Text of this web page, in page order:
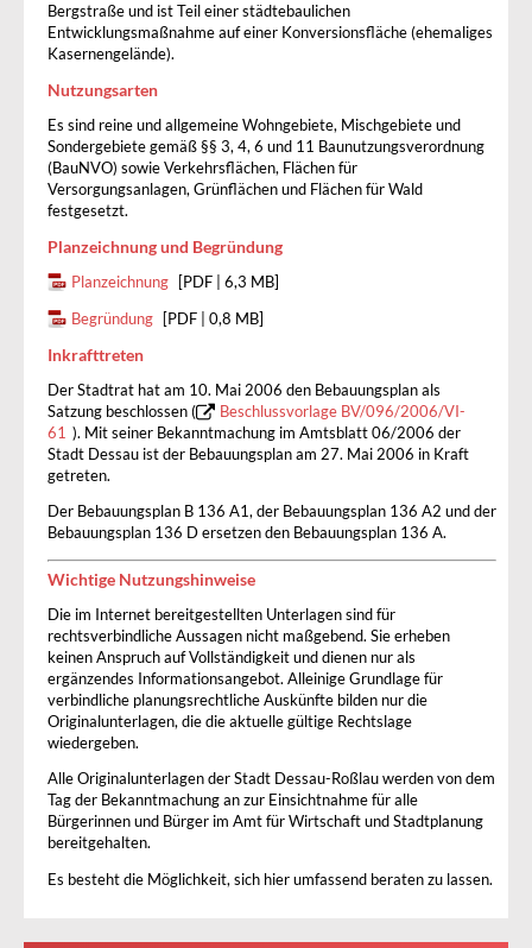
Bergstraße und ist Teil einer städtebaulichen
Entwicklungsmaßnahme auf einer Konversionsfläche (ehemaliges
Kasernengelände).
Nutzungsarten
Es sind reine und allgemeine Wohngebiete, Mischgebiete und
Sondergebiete gemäß §§ 3, 4, 6 und 11 Baunutzungsverordnung
(BauNVO) sowie Verkehrsflächen, Flächen für
Versorgungsanlagen, Grünflächen und Flächen für Wald
festgesetzt.
Planzeichnung und Begründung
Planzeichnung [PDF | 6,3 MB]
Begründung [PDF | 0,8 MB]
Inkrafttreten
Der Stadtrat hat am 10. Mai 2006 den Bebauungsplan als
Satzung beschlossen (
Beschlussvorlage BV/096/2006/VI-
61 ). Mit seiner Bekanntmachung im Amtsblatt 06/2006 der
Stadt Dessau ist der Bebauungsplan am 27. Mai 2006 in Kraft
getreten.
Der Bebauungsplan B 136 A1, der Bebauungsplan 136 A2 und der
Bebauungsplan 136 D ersetzen den Bebauungsplan 136 A.
Wichtige Nutzungshinweise
Die im Internet bereitgestellten Unterlagen sind für
rechtsverbindliche Aussagen nicht maßgebend. Sie erheben
keinen Anspruch auf Vollständigkeit und dienen nur als
ergänzendes Informationsangebot. Alleinige Grundlage für
verbindliche planungsrechtliche Auskünfte bilden nur die
Originalunterlagen, die die aktuelle gültige Rechtslage
wiedergeben.
Alle Originalunterlagen der Stadt Dessau-Roßlau werden von dem
Tag der Bekanntmachung an zur Einsichtnahme für alle
Bürgerinnen und Bürger im Amt für Wirtschaft und Stadtplanung
bereitgehalten.
Es besteht die Möglichkeit, sich hier umfassend beraten zu lassen.